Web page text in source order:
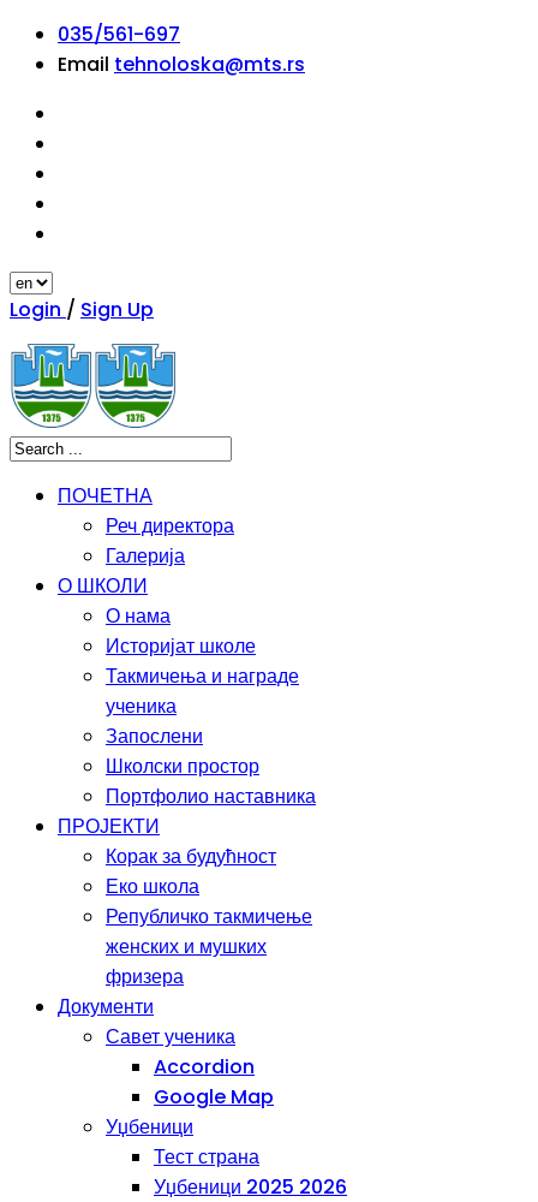
035/561-697
Email tehnoloska@mts.rs
Login / Sign Up
ПОЧЕТНА
Реч директора
Галерија
О ШКОЛИ
О нама
Историјат школе
Такмичења и награде
ученика
Запослени
Школски простор
Портфолио наставника
ПРОЈЕКТИ
Корак за будућност
Еко школа
Републичко такмичење
женских и мушких
фризера
Документи
Савет ученика
Accordion
Google Map
Уџбеници
Тест страна
Уџбеници 2025 2026